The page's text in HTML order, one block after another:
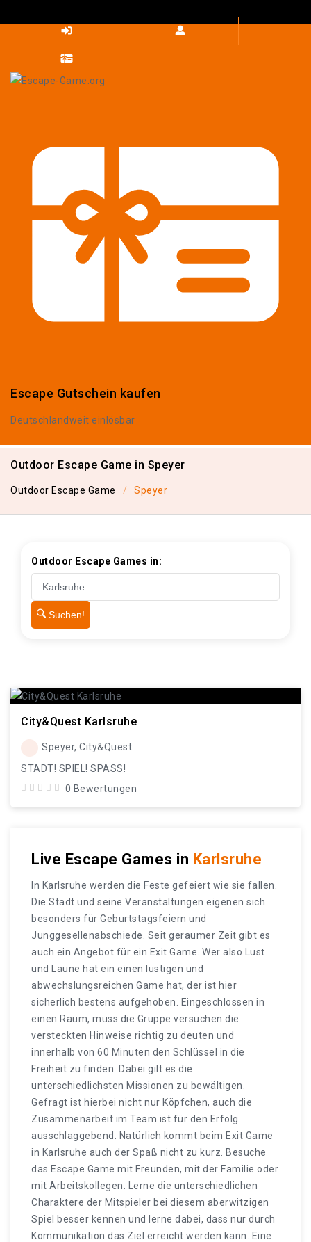
Escape Gutschein kaufen
Deutschlandweit einlösbar
Outdoor Escape Game in Speyer
Outdoor Escape Game Speyer
Outdoor Escape Games in:
Suchen!
City&Quest Karlsruhe
Speyer, City&Quest
STADT! SPIEL! SPASS!
0 Bewertungen
Live Escape Games in Karlsruhe
In Karlsruhe werden die Feste gefeiert wie sie fallen.
Die Stadt und seine Veranstaltungen eigenen sich
besonders für Geburtstagsfeiern und
Junggesellenabschiede. Seit geraumer Zeit gibt es
auch ein Angebot für ein Exit Game. Wer also Lust
und Laune hat ein einen lustigen und
abwechslungsreichen Game hat, der ist hier
sicherlich bestens aufgehoben. Eingeschlossen in
einen Raum, muss die Gruppe versuchen die
versteckten Hinweise richtig zu deuten und
innerhalb von 60 Minuten den Schlüssel in die
Freiheit zu finden. Dabei gilt es die
unterschiedlichsten Missionen zu bewältigen.
Gefragt ist hierbei nicht nur Köpfchen, auch die
Zusammenarbeit im Team ist für den Erfolg
ausschlaggebend. Natürlich kommt beim Exit Game
in Karlsruhe auch der Spaß nicht zu kurz. Besuche
das Escape Game mit Freunden, mit der Familie oder
mit Arbeitskollegen. Lerne die unterschiedlichen
Charaktere der Mitspieler bei diesem aberwitzigen
Spiel besser kennen und lerne dabei, dass nur durch
Kommunikation das Ziel erreicht werden kann. Eine